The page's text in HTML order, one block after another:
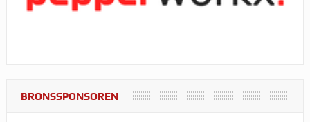
BRONSSPONSOREN